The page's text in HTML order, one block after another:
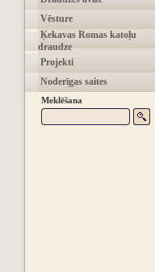
Vēsture
Ķekavas Romas katoļu
draudze
Projekti
Noderīgas saites
Meklēšana